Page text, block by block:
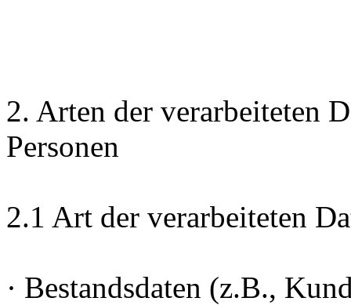
2. Arten der verarbeiteten
Personen
2.1 Art der verarbeiteten
· Bestandsdaten (z.B.,